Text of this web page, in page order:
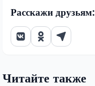
Расскажи друзьям:
Читайте также